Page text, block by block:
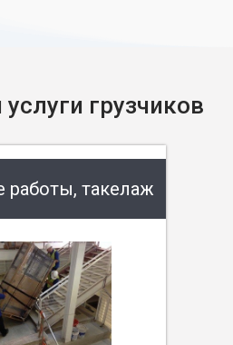
грузчиков
работы, такелаж